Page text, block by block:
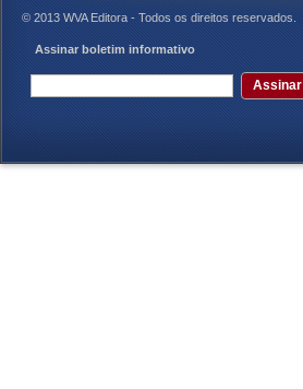
© 2013 WVA Editora - Todos os direitos reservados.
Assinar boletim informativo
Assinar